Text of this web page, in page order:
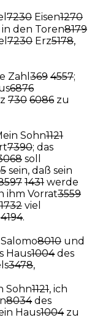
7230 Eisen1270
in den Toren8179
7230 Erz5178,
Zahl 369 4557;
6876
730 6086 zu
Sohn1121
7390; das
soll
sein, daß sein
1431 werde
ihm Vorrat3559
1732 viel
4194.
Salomo8010 und
Haus1004des
3478,
Sohn1121, ich
8034des
Haus1004zu